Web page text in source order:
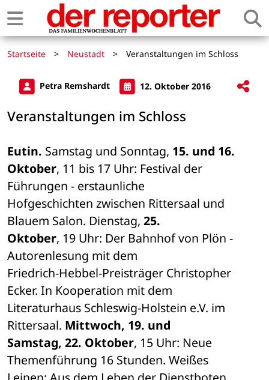
Startseite > Neustadt > Veranstaltungen im Schloss
Petra Remshardt 12. Oktober 2016
Veranstaltungen im Schloss
Eutin. Samstag und Sonntag, 15. und 16.
Oktober, 11 bis 17 Uhr: Festival der
Führungen - erstaunliche
Hofgeschichten zwischen Rittersaal und
Blauem Salon. Dienstag, 25.
Oktober, 19 Uhr: Der Bahnhof von Plön -
Autorenlesung mit dem
Friedrich-Hebbel-Preisträger Christopher
Ecker. In Kooperation mit dem
Literaturhaus Schleswig-Holstein e.V. im
Rittersaal. Mittwoch, 19. und
Samstag, 22. Oktober, 15 Uhr: Neue
Themenführung 16 Stunden. Weißes